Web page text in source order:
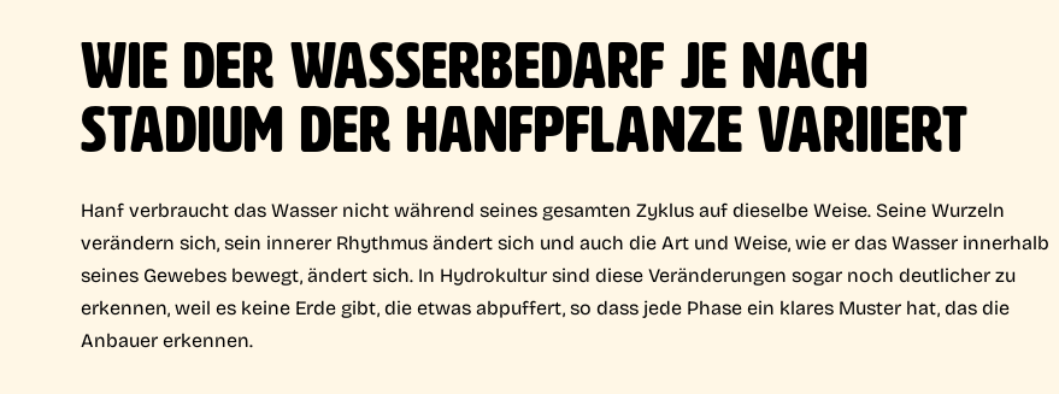
WIE DER WASSERBEDARF JE NACH
STADIUM DER HANFPFLANZE VARIIERT
Hanf verbraucht das Wasser nicht während seines gesamten Zyklus auf dieselbe Weise. Seine Wurzeln
verändern sich, sein innerer Rhythmus ändert sich und auch die Art und Weise, wie er das Wasser innerhalb
seines Gewebes bewegt, ändert sich. In Hydrokultur sind diese Veränderungen sogar noch deutlicher zu
erkennen, weil es keine Erde gibt, die etwas abpuffert, so dass jede Phase ein klares Muster hat, das die
Anbauer erkennen.